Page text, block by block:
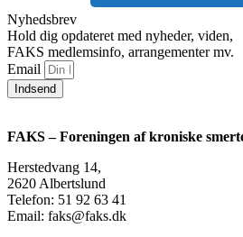
Nyhedsbrev
Hold dig opdateret med nyheder, viden,
FAKS medlemsinfo, arrangementer mv.
Email
Indsend
FAKS – Foreningen af kroniske
Herstedvang 14,
2620 Albertslund
Telefon: 51 92 63 41
Email: faks@faks.dk